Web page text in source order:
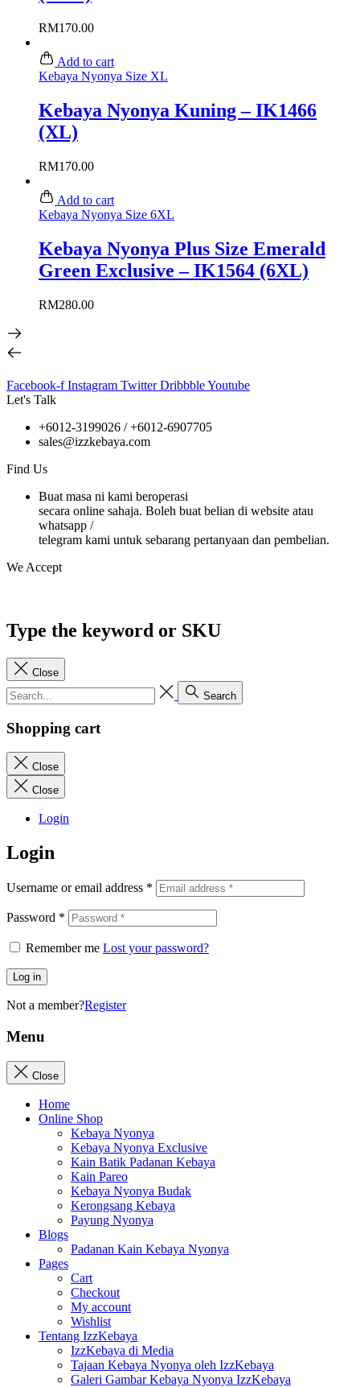
RM170.00
Add to cart
Kebaya Nyonya Size XL
Kebaya Nyonya Kuning – IK1466
(XL)
RM170.00
Add to cart
Kebaya Nyonya Size 6XL
Kebaya Nyonya Plus Size Emerald
Green Exclusive – IK1564 (6XL)
RM280.00
Facebook-f Instagram Twitter DribbbleYoutube
Let's Talk
+6012-3199026 / +6012-6907705
sales@izzkebaya.com
Find Us
Buat masa ni kami beroperasi
secara online sahaja. Boleh buat belian di website atau
whatsapp /
telegram kami untuk sebarang pertanyaan dan pembelian.
We Accept
Type the keyword or SKU
Close
Search
Shopping cart
Close
Close
Login
Login
Username or email address *
Password *
Remember me Lost your password?
Log in
Not a member?Register
Menu
Close
Home
Online Shop
Kebaya Nyonya
Kebaya Nyonya Exclusive
Kain Batik Padanan Kebaya
Kain Pareo
Kebaya Nyonya Budak
Kerongsang Kebaya
Payung Nyonya
Blogs
Padanan Kain Kebaya Nyonya
Pages
Cart
Checkout
My account
Wishlist
Tentang IzzKebaya
IzzKebaya di Media
Tajaan Kebaya Nyonya oleh IzzKebaya
Galeri Gambar Kebaya Nyonya IzzKebaya